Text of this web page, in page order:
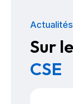
Actualités
Sur
CSE